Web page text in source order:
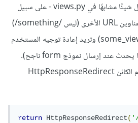
لنفترض الآن أنك تريد أن تفعل شيئًا مشابهًا في views.py - على سبيل
المثال أنت تتعامل مع بعض عناوين URL الأخرى (ليس /something/)
في ملف عرض أخر (وليس some_view) وتريد إعادة توجيه المستخدم
إلى /something/ (غالبًا ما يحدث عند إرسال نموذج form ناجح).
وللقيام بذلك يمكنك إستخدام الكائن HttpResponseRedirect
return HttpResponseRedirect(